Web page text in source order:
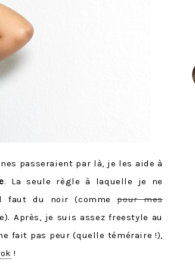
passeraient par là, je les aide à
. La seule règle à laquelle je ne
faut du noir (commepour mes
Après, je suis assez freestyle au
fait pas peur (quelle téméraire !),
!